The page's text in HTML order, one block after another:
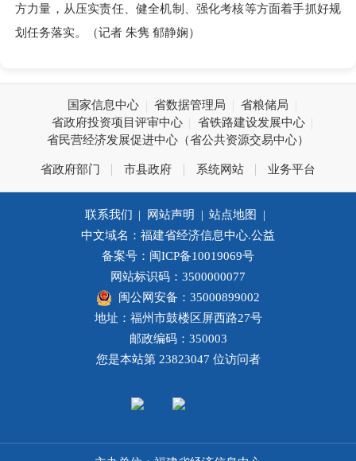
方力量，从压实责任、健全机制、强化考核等方面着手抓好规
划任务落实。（记者 朱隽 郁静娴）
国家信息中心 省数据管理局
省粮储局
省政府投资项目评审中心
省铁路建设发展中心
省民营经济发展促进中心（省公共资源交易中心）
省政府部门 市县政府 系统网站 业务平台
联系我们 | 网站声明 | 站点地图 |
中文域名：福建省经济信息中心.公益
备案号：闽ICP备10019069号
网站标识码：3500000077
闽公网安备：35000899002
地址：福州市鼓楼区屏西路27号
邮政编码：350003
您是本站第 23823047 位访问者